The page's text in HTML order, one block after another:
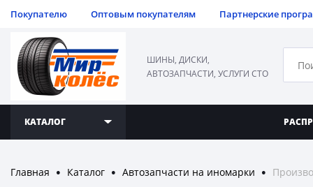
Покупателю Оптовым покупателям Партнерские
ШИНЫ, ДИСКИ,
АВТОЗАПЧАСТИ, УСЛУГИ СТО
КАТАЛОГ
Главная ● Каталог ● Автозапчасти на иномарки ●